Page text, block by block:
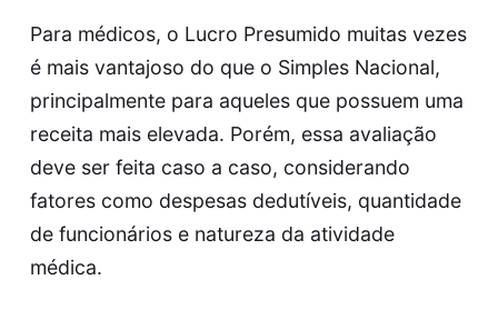
Para médicos, o Lucro Presumido muitas vezes
é mais vantajoso do que o Simples Nacional,
principalmente para aqueles que possuem uma
receita mais elevada. Porém, essa avaliação
deve ser feita caso a caso, considerando
fatores como despesas dedutíveis, quantidade
de funcionários e natureza da atividade
médica.